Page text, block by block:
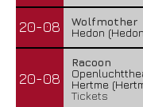
20-08
Wolfmother
Hedon
20-08
Racoon
Hertme
Tickets